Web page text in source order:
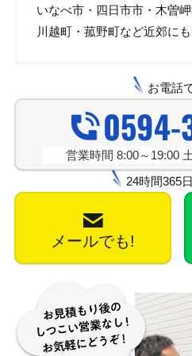
いなべ市・四日市市・木曽
川越町・菰野町など近郊に
お電話
0594-
営業時間 8:00～19:00
24時間365
メールでも!